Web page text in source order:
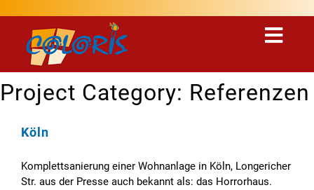
Project Category: Referenzen
Köln
Komplettsanierung einer Wohnanlage in Köln, Longericher
Str. aus der Presse auch bekannt als: das Horrorhaus.